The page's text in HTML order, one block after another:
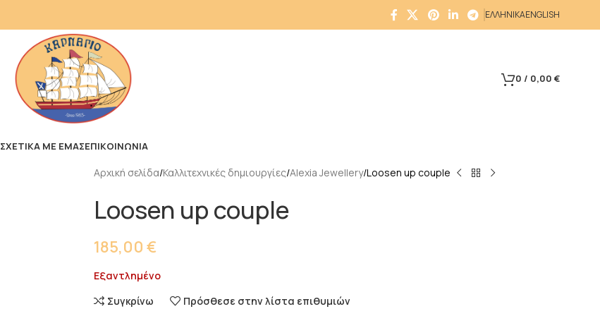
ΕΛΛΗΝΙΚΑENGLISH
0 / 0,00 €
ΣΧΕΤΙΚΑ ΜΕ ΕΜΑΣΕΠΙΚΟΙΝΩΝΙΑ
Αρχική σελίδα Καλλιτεχνικές δημιουργίες Alexia Jewellery Loosen up couple
Loosen up couple
185,00 €
Εξαντλημένο
Συγκρίνω
Πρόσθεσε στην λίστα επιθυμιών